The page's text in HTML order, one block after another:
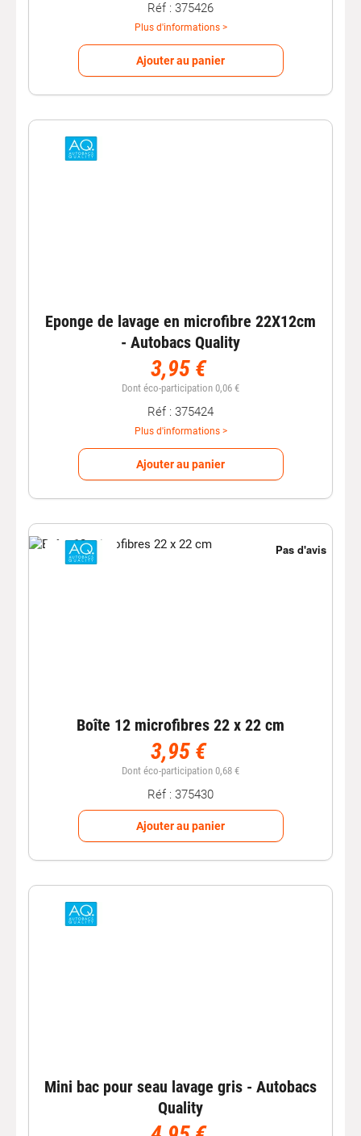
Réf : 375426
Plus d'informations >
Ajouter au panier
Eponge de lavage en microfibre 22X12cm
- Autobacs Quality
3,95 €
Dont éco-participation 0,06 €
Réf : 375424
Plus d'informations >
Ajouter au panier
Boîte 12 microfibres 22 x 22 cm
3,95 €
Dont éco-participation 0,68 €
Réf : 375430
Ajouter au panier
Mini bac pour seau lavage gris - Autobacs
Quality